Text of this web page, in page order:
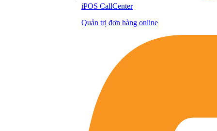
iPOS CallCenter
Quản trị đơn hàng online